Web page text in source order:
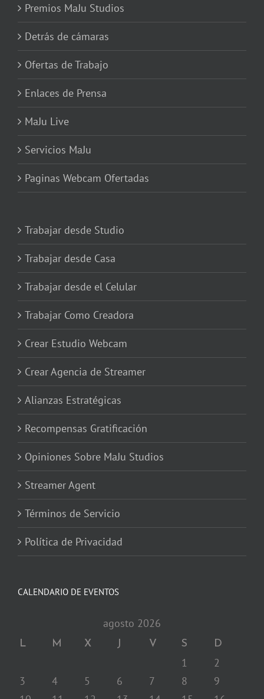
Premios MaJu Studios
Detrás de cámaras
Ofertas de Trabajo
Enlaces de Prensa
MaJu Live
Servicios MaJu
Paginas Webcam Ofertadas
Trabajar desde Studio
Trabajar desde Casa
Trabajar desde el Celular
Trabajar Como Creadora
Crear Estudio Webcam
Crear Agencia de Streamer
Alianzas Estratégicas
Recompensas Gratificación
Opiniones Sobre MaJu Studios
Streamer Agent
Términos de Servicio
Política de Privacidad
CALENDARIO DE EVENTOS
agosto 2026
L M X J V S D
1
2
3
4 5 6 7 8
9